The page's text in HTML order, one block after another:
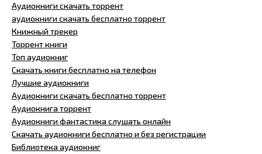
Аудиокниги скачать торрент
аудиокниги скачать бесплатно торрент
Книжный трекер
Торрент книги
Топ аудиокниг
Скачать книги бесплатно на телефон
Лучшие аудиокниги
Аудиокниги скачать бесплатно торрент
Аудиокнига торрент
Аудиокниги фантастика слушать онлайн
Скачать аудиокниги бесплатно и без регистрации
Библиотека аудиокниг